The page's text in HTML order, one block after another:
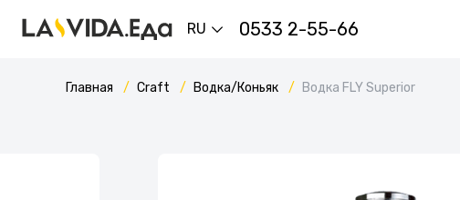
RU 0533 2-55-66
Главная Craft Водка/Коньяк Водка FLY Superior